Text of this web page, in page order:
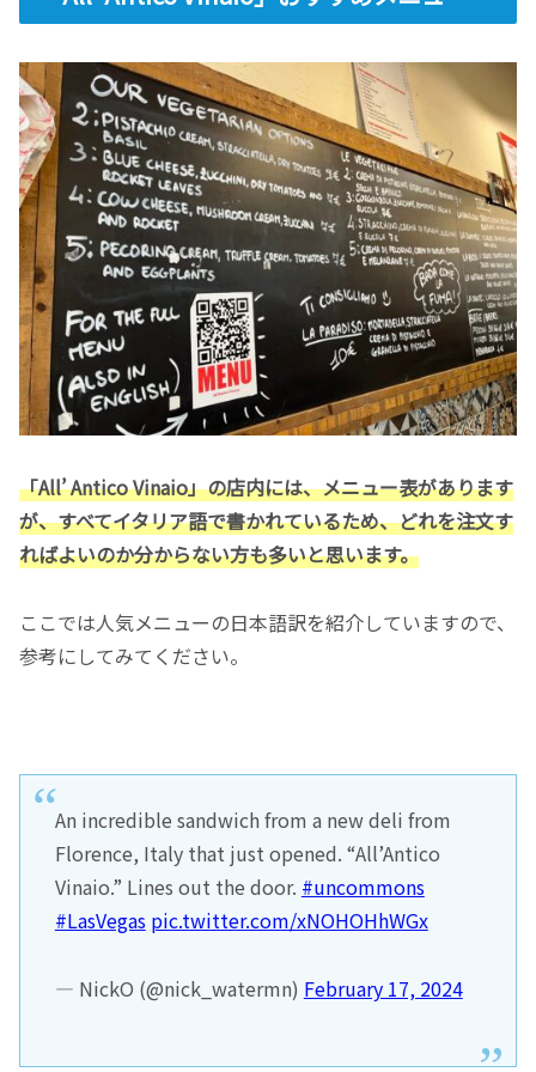
「All’ Antico Vinaio」の店内には、メニュー表があります
が、すべてイタリア語で書かれているため、どれを注文す
ればよいのか分からない方も多いと思います。
ここでは人気メニューの日本語訳を紹介していますので、
参考にしてみてください。
An incredible sandwich from a new deli from
Florence, Italy that just opened. “All’Antico
Vinaio.” Lines out the door. #uncommons
#LasVegas pic.twitter.com/xNOHOHhWGx
— NickO (@nick_watermn) February 17, 2024